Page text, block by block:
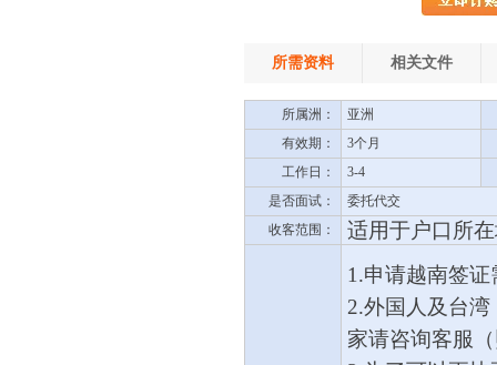
所需资料 相关文件
所属洲：
亚洲
有效期：
3个月
工作日：
3-4
是否面试：
委托代交
收客范围：
适用于户口所
1.申请越南签
2.外国人及台湾
家请咨询客服